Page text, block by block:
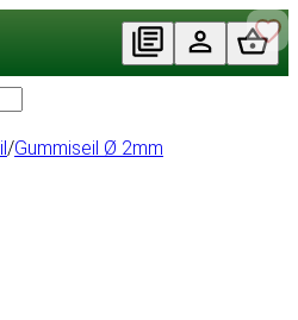
/Gummiseil Ø 2mm